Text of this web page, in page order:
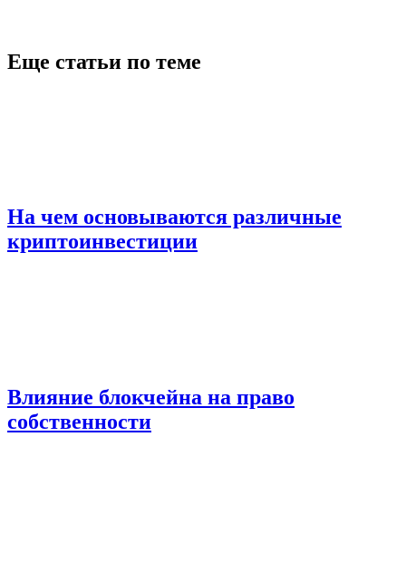
Еще статьи по теме
На чем основываются различные
криптоинвестиции
Влияние блокчейна на право
собственности